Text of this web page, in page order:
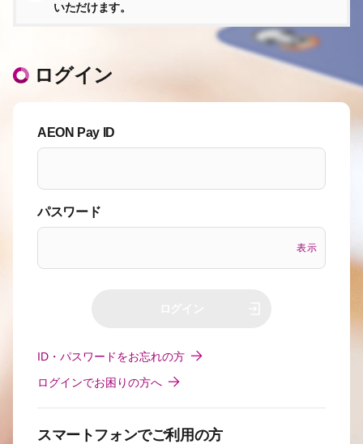
いただけます。
ログイン
AEON Pay ID
パスワード
表示
ID・パスワードをお忘れの方
ログインでお困りの方へ
スマートフォンでご利用の方